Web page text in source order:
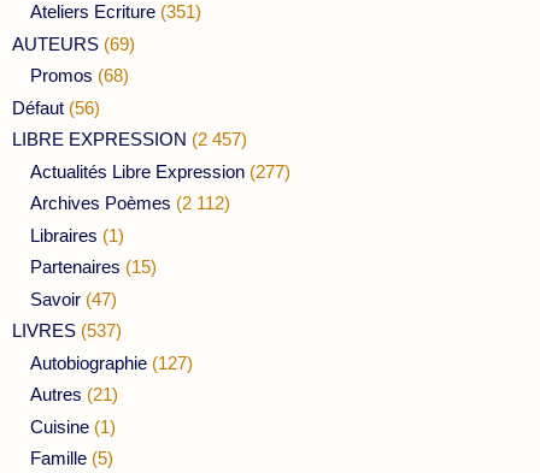
Ateliers Ecriture (351)
AUTEURS (69)
Promos (68)
Défaut (56)
LIBRE EXPRESSION (2 457)
Actualités Libre Expression (277)
Archives Poèmes (2 112)
Libraires (1)
Partenaires (15)
Savoir (47)
LIVRES (537)
Autobiographie (127)
Autres (21)
Cuisine (1)
Famille (5)